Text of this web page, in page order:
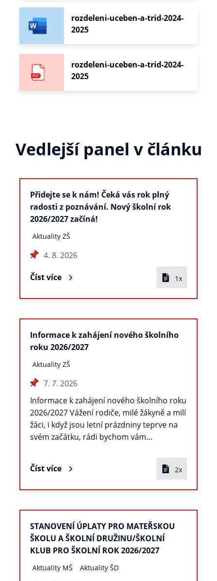
rozdeleni-uceben-a-trid-2024-
2025
rozdeleni-uceben-a-trid-2024-
2025
Vedlejší panel v článku
Přidejte se k nám! Čeká vás rok plný
radosti z poznávání. Nový školní rok
2026/2027 začíná!
Aktuality ZŠ
4. 8. 2026
Číst více 1x
Informace k zahájení nového školního
roku 2026/2027
Aktuality ZŠ
7. 7. 2026
Informace k zahájení nového školního roku
2026/2027 Vážení rodiče, milé žákyně a milí
žáci, i když jsou letní prázdniny teprve na
svém začátku, rádi bychom vám…
Číst více 2x
STANOVENÍ ÚPLATY PRO MATEŘSKOU
ŠKOLU A ŠKOLNÍ DRUŽINU/ŠKOLNÍ
KLUB PRO ŠKOLNÍ ROK 2026/2027
Aktuality MŠ Aktuality ŠD